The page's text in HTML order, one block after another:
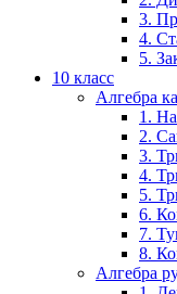
3.
4.
5.
10 класс
Алгебра
1.
2.
3.
4.
5.
6.
7.
8.
Алгебра